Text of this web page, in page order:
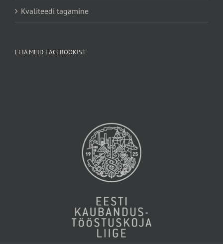
Kvaliteedi tagamine
LEIA MEID FACEBOOKIST